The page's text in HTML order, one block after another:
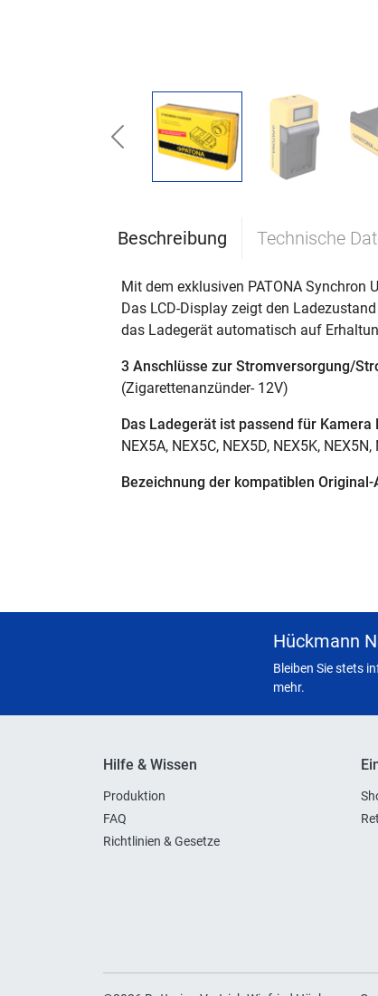
Previous
Beschreibung Technische
Mit dem exklusiven PATONA Synchron
Das LCD-Display zeigt den
das Ladegerät automatisch auf
3 Anschlüsse zur Stromversorgung/
(Zigarettenanzünder- 12V)
Das Ladegerät ist passend für Kamera
NEX5A, NEX5C, NEX5D, NEX5K,
Bezeichnung der kompatiblen Original-
Hückmann
Bleiben Sie stets
mehr.
Hilfe & Wissen
Produktion
FAQ
Richtlinien & Gesetze